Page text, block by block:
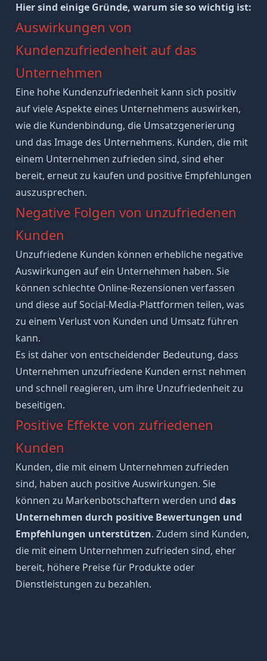
Hier sind einige Gründe, warum sie so wichtig ist:
Auswirkungen von
Kundenzufriedenheit auf das
Unternehmen
Eine hohe Kundenzufriedenheit kann sich positiv
auf viele Aspekte eines Unternehmens auswirken,
wie die Kundenbindung, die Umsatzgenerierung
und das Image des Unternehmens. Kunden, die mit
einem Unternehmen zufrieden sind, sind eher
bereit, erneut zu kaufen und positive Empfehlungen
auszusprechen.
Negative Folgen von unzufriedenen
Kunden
Unzufriedene Kunden können erhebliche negative
Auswirkungen auf ein Unternehmen haben. Sie
können schlechte Online-Rezensionen verfassen
und diese auf Social-Media-Plattformen teilen, was
zu einem Verlust von Kunden und Umsatz führen
kann.
Es ist daher von entscheidender Bedeutung, dass
Unternehmen unzufriedene Kunden ernst nehmen
und schnell reagieren, um ihre Unzufriedenheit zu
beseitigen.
Positive Effekte von zufriedenen
Kunden
Kunden, die mit einem Unternehmen zufrieden
sind, haben auch positive Auswirkungen. Sie
können zu Markenbotschaftern werden und das
Unternehmen durch positive Bewertungen und
Empfehlungen unterstützen. Zudem sind Kunden,
die mit einem Unternehmen zufrieden sind, eher
bereit, höhere Preise für Produkte oder
Dienstleistungen zu bezahlen.